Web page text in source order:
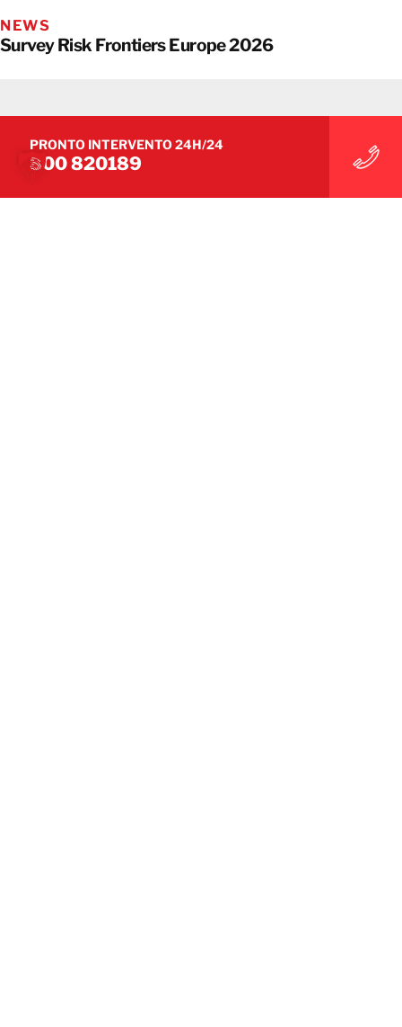
NEWS
Survey Risk Frontiers Europe 2026
PRONTO INTERVENTO 24H/24
800 820189